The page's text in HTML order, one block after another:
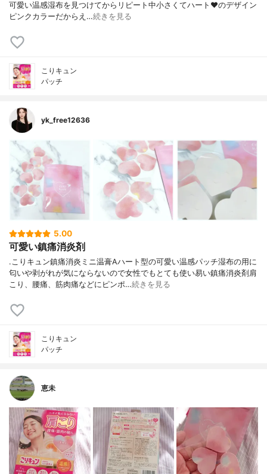
可愛い温感湿布を見つけてからリピート中小さくてハート♥️のデザイン
ピンクカラーだからえ…続きを見る
こりキュン
パッチ
yk_free12636
5.00
可愛い鎮痛消炎剤
.こりキュン鎮痛消炎ミニ温膏Aハート型の可愛い温感パッチ湿布の用に
匂いや剥がれが気にならないので女性でもとても使い易い鎮痛消炎剤肩
こり、腰痛、筋肉痛などにピンポ…続きを見る
こりキュン
パッチ
恵未